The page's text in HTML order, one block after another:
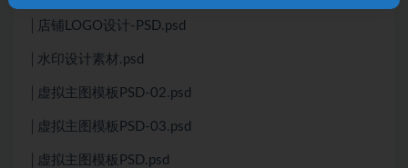
│店铺LOGO设计-PSD.psd
│水印设计素材.psd
│虚拟主图模板PSD-02.psd
│虚拟主图模板PSD-03.psd
│虚拟主图模板PSD.psd